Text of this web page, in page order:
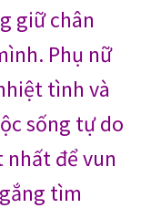
giữ chân
Phụ nữ
tình và
sống tự do
nhất để vun
tìm